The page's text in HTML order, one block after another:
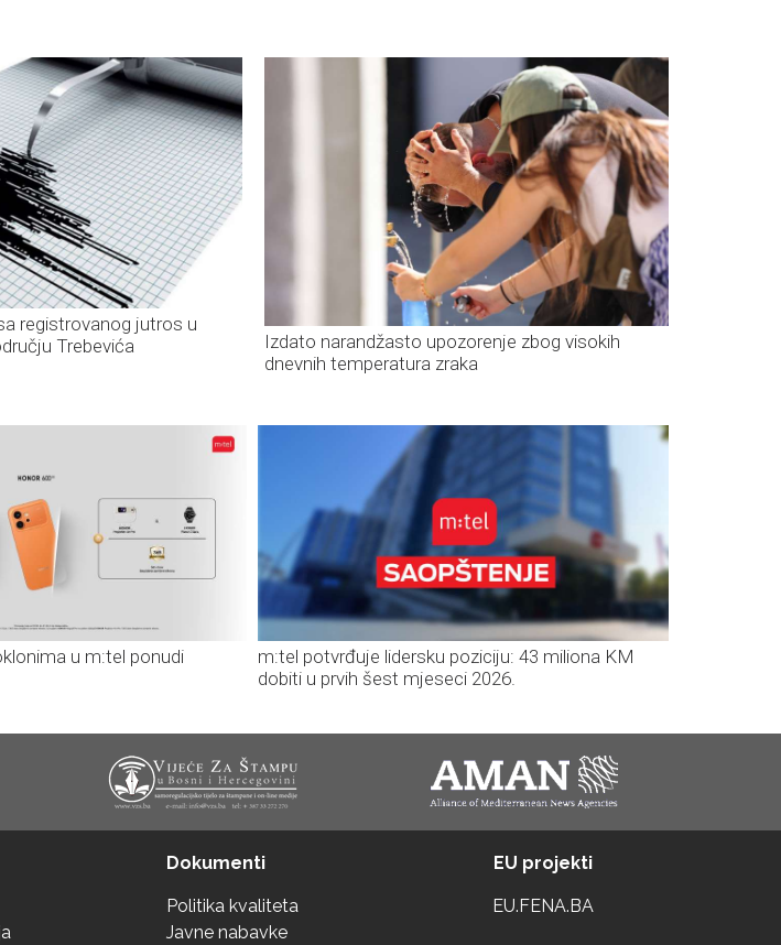
registrovanog jutros u
Trebevića
Izdato narandžasto upozorenje zbog visokih
dnevnih temperatura zraka
u m:tel ponudi
m:tel potvrđuje lidersku poziciju: 43 miliona KM
dobiti u prvih šest mjeseci 2026.
Dokumenti
Politika kvaliteta
Javne nabavke
EU projekti
EU.FENA.BA